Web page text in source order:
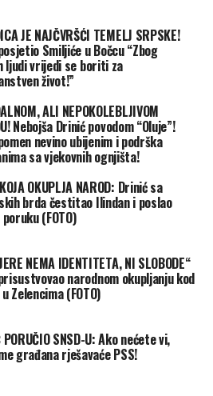
JE NAJČVRŠĆI TEMELJ SRPSKE!
Smiljiće u Bočcu “Zbog
ljudi vrijedi se boriti za
život!”
ALI NEPOKOLEBLJIVOM
Nebojša Drinić povodom “Oluje”!
nevino ubijenim i podrška
sa vjekovnih ognjišta!
OKUPLJA NAROD: Drinić sa
brda čestitao Ilindan i poslao
(FOTO)
NEMA IDENTITETA, NI SLOBODE“
narodnom okupljanju kod
Zelencima (FOTO)
PORUČIO SNSD-U: Ako nećete vi,
građana rješavaće PSS!